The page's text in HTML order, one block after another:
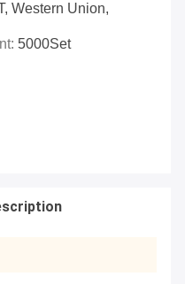
Western Union,
5000Set